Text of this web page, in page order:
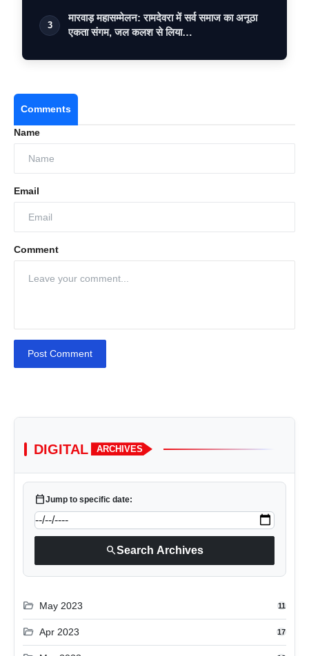
3
मारवाड़ महासम्मेलन: रामदेवरा में सर्व समाज का अनूठा
एकता संगम, जल कलश से लिया…
Comments
Name
Email
Comment
Post Comment
DIGITAL ARCHIVES
calendar_todayJump to specific date:
searchSearch Archives
folder_open May 2023 11
folder_open Apr 2023 17